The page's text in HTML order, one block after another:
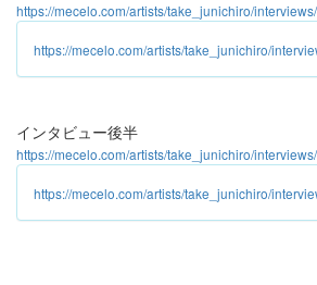
https://mecelo.com/artists/take_junichiro/
https://mecelo.com/artists/take_junichiro/
インタビュー後半
https://mecelo.com/artists/take_junichiro/
https://mecelo.com/artists/take_junichiro/